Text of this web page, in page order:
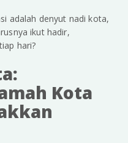
adalah denyut nadi kota,
ikut hadir,
hari?
Kota